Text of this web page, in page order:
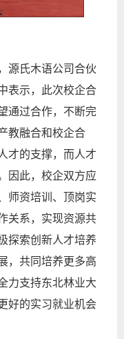
源氏木语公司合伙
表示，此次校企合
通过合作，不断完
教融合和校企合
才的支撑，而人才
因此，校企双方应
师资培训、顶岗实
关系，实现资源共
探索创新人才培养
，共同培养更多高
力支持东北林业大
好的实习就业机会